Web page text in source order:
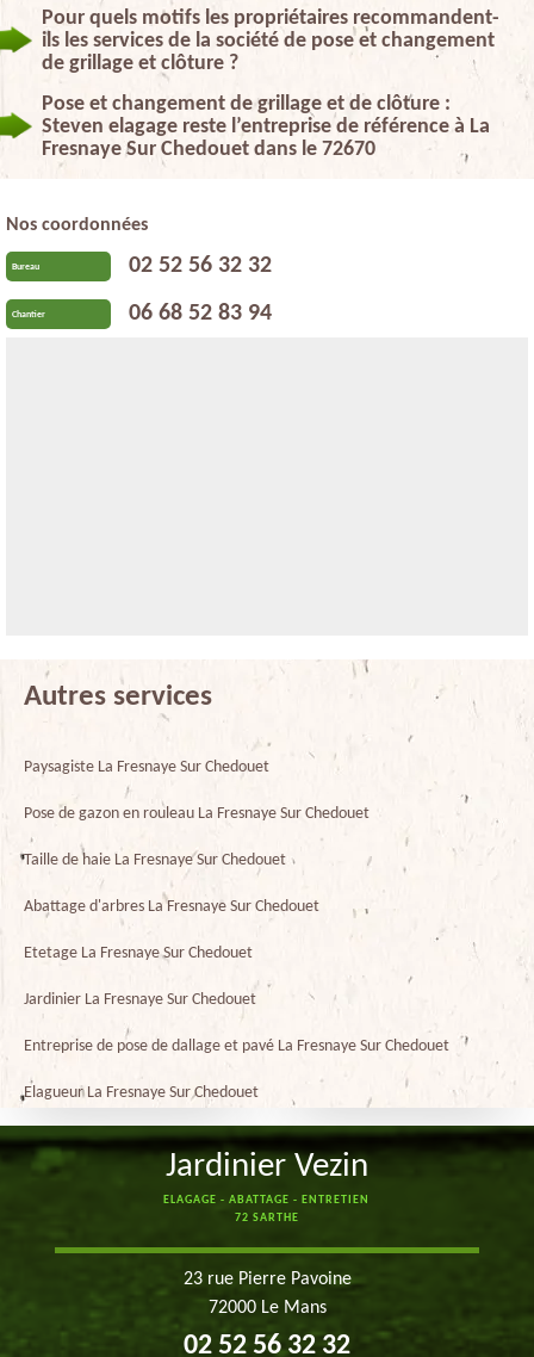
Pour quels motifs les propriétaires recommandent-
ils les services de la société de pose et changement
de grillage et clôture ?
Pose et changement de grillage et de clôture :
Steven elagage reste l’entreprise de référence à La
Fresnaye Sur Chedouet dans le 72670
Nos coordonnées
Bureau 02 52 56 32 32
Chantier 06 68 52 83 94
Autres services
Paysagiste La Fresnaye Sur Chedouet
Pose de gazon en rouleau La Fresnaye Sur Chedouet
Taille de haie La Fresnaye Sur Chedouet
Abattage d'arbres La Fresnaye Sur Chedouet
Etetage La Fresnaye Sur Chedouet
Jardinier La Fresnaye Sur Chedouet
Entreprise de pose de dallage et pavé La Fresnaye Sur Chedouet
Elagueur La Fresnaye Sur Chedouet
Jardinier Vezin
ELAGAGE - ABATTAGE - ENTRETIEN
72 SARTHE
23 rue Pierre Pavoine
72000 Le Mans
02 52 56 32 32